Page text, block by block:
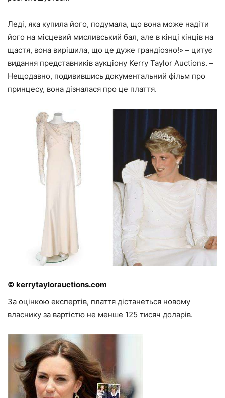
Леді, яка купила його, подумала, що вона може надіти
його на місцевий мисливський бал, але в кінці кінців на
щастя, вона вирішила, що це дуже грандіозно!» – цитує
видання представників аукціону Kerry Taylor Auctions. –
Нещодавно, подивившись документальний фільм про
принцесу, вона дізналася про це плаття.
© kerrytaylorauctions.com
За оцінкою експертів, плаття дістанеться новому
власнику за вартістю не менше 125 тисяч доларів.